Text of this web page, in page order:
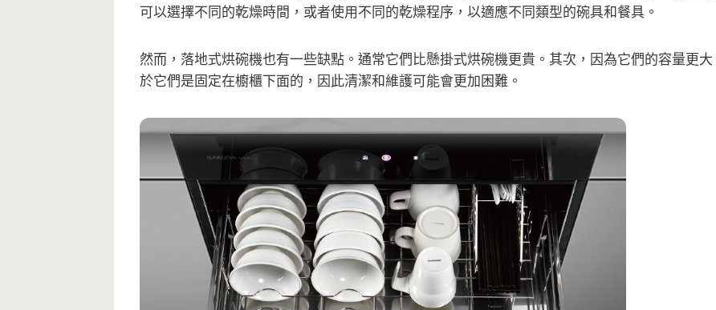
可以選擇不同的乾燥時間，或者使用不同的乾燥程序，以適應不同類型的碗具和餐具。
然而，落地式烘碗機也有一些缺點。通常它們比懸掛式烘碗機更貴。其次，因為它們的容量更
於它們是固定在櫥櫃下面的，因此清潔和維護可能會更加困難。